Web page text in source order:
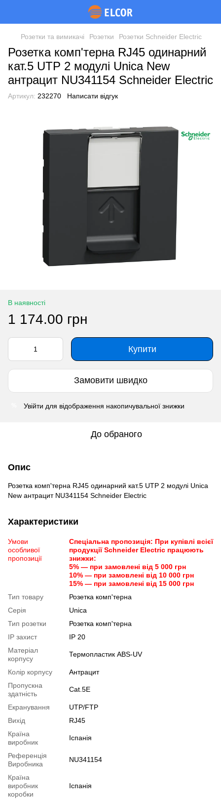
Розетки та вимикачі Розетки Розетки Schneider Electric
Розетка комп'терна RJ45 одинарний
кат.5 UTP 2 модулі Unica New
антрацит NU341154 Schneider Electric
Артикул: 232270 Написати відгук
В наявності
1 174.00 грн
Купити
Замовити швидко
Увійти для відображення накопичувальної знижки
До обраного
Опис
Розетка комп'терна RJ45 одинарний кат.5 UTP 2 модулі Unica
New антрацит NU341154 Schneider Electric
Характеристики
Умови
особливої
пропозиції
Спеціальна пропозиція: При купівлі всієї
продукції Schneider Electric працюють
знижки:
5% — при замовлені від 5 000 грн
10% — при замовлені від 10 000 грн
15% — при замовлені від 15 000 грн
Тип товару
Розетка комп'терна
Серія
Unica
Тип розетки
Розетка комп'терна
IP захист
IP 20
Матеріал
корпусу
Термопластик ABS-UV
Колір корпусу
Антрацит
Пропускна
здатність
Cat.5E
Екранування
UTP/FTP
Вихід
RJ45
Країна
виробник
Іспанія
Референція
Виробника
NU341154
Країна
виробник
коробки
Іспанія